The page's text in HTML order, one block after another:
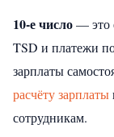
10-е число— это
TSD и платежи
зарплаты
расчёту зарплаты
сотрудникам.